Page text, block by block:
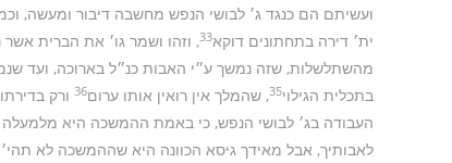
ועשיתם הם כנגד ג׳ לבושי הנפש מחשבה דיבור ומעשה,
ית׳ דירה בתחתונים דוקא33, וזהו ושמר גו׳ את הברית
מהשתלשלות, שזה נמשך ע״י האבות כנ״ל בארוכה, ועד
בתכלית הגילוי35, שהמלך אין רואין אותו ערום36 ורק
העבודה בג׳ לבושי הנפש, כי באמת ההמשכה היא
לאבותיך, אבל מאידך גיסא הכוונה היא שההמשכה לא